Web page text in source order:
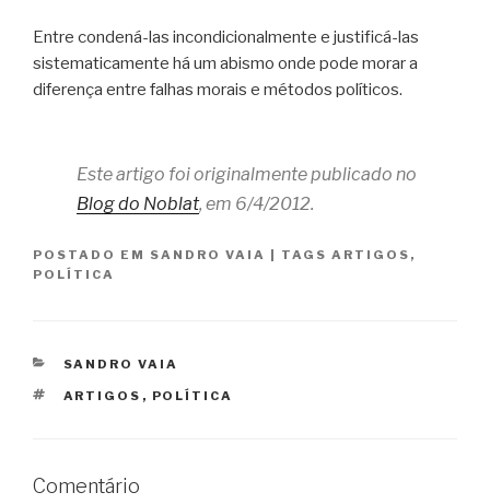
Entre condená-las incondicionalmente e justificá-las
sistematicamente há um abismo onde pode morar a
diferença entre falhas morais e métodos políticos.
Este artigo foi originalmente publicado no
Blog do Noblat, em 6/4/2012.
POSTADO EM SANDRO VAIA TAGS ARTIGOS ,
POLÍTICA
CATEGORIAS
SANDRO VAIA
TAGS
ARTIGOS , POLÍTICA
Comentário